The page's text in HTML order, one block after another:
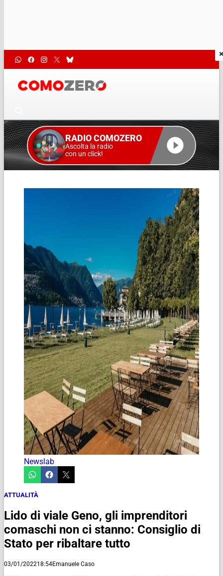
RADIO COMOZERO
Ascolta la radio
con un click!
Newslab
ATTUALITÀ
Lido di viale Geno, gli imprenditori
comaschi non ci stanno: Consiglio di
Stato per ribaltare tutto
03/01/202218:54Emanuele Caso